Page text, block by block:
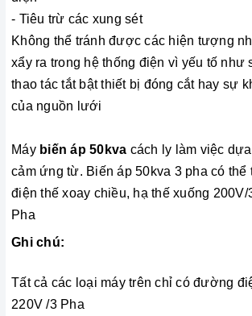
- Tiêu trừ các xung sét
Không thể tránh được các hiện tượng
xẩy ra trong hệ thống điện vì yếu tố như
thao tác tắt bật thiết bị đóng cắt hay sự
của nguồn lưới
Máy biến áp 50kva cách ly làm việc
cảm ứng từ. Biến áp 50kva 3 pha có thể
điện thế xoay chiều, hạ thế xuống 200V/
Pha
Ghi chú:
Tất cả các loại máy trên chỉ có đường
220V /3 Pha